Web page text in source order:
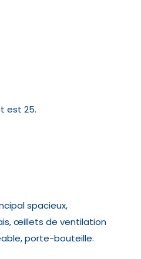
est 25.
spacieux,
œillets de ventilation
porte-bouteille.